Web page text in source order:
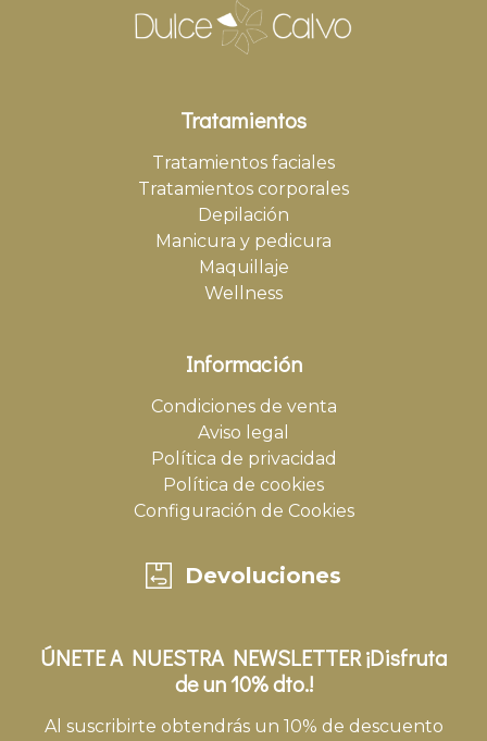
Tratamientos
Tratamientos faciales
Tratamientos corporales
Depilación
Manicura y pedicura
Maquillaje
Wellness
Información
Condiciones de venta
Aviso legal
Política de privacidad
Política de cookies
Configuración de Cookies
Devoluciones
ÚNETE A NUESTRA NEWSLETTER ¡Disfruta
de un 10% dto.!
Al suscribirte obtendrás un 10% de descuento